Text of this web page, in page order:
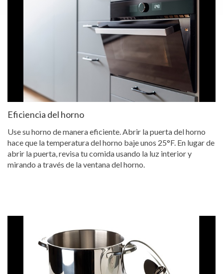
Eficiencia del horno
Use su horno de manera eficiente. Abrir la puerta del horno
hace que la temperatura del horno baje unos 25°F. En lugar de
abrir la puerta, revisa tu comida usando la luz interior y
mirando a través de la ventana del horno.